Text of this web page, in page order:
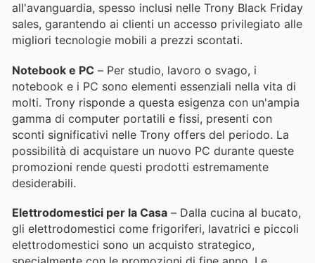
all'avanguardia, spesso inclusi nelle Trony Black Friday
sales, garantendo ai clienti un accesso privilegiato alle
migliori tecnologie mobili a prezzi scontati.
Notebook e PC – Per studio, lavoro o svago, i
notebook e i PC sono elementi essenziali nella vita di
molti. Trony risponde a questa esigenza con un'ampia
gamma di computer portatili e fissi, presenti con
sconti significativi nelle Trony offers del periodo. La
possibilità di acquistare un nuovo PC durante queste
promozioni rende questi prodotti estremamente
desiderabili.
Elettrodomestici per la Casa – Dalla cucina al bucato,
gli elettrodomestici come frigoriferi, lavatrici e piccoli
elettrodomestici sono un acquisto strategico,